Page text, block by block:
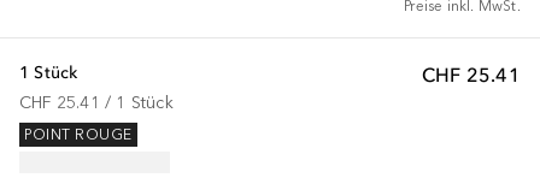
Preise inkl. MwSt.
CHF 25.41
1 Stück
CHF 25.41 / 1 Stück
POINT ROUGE